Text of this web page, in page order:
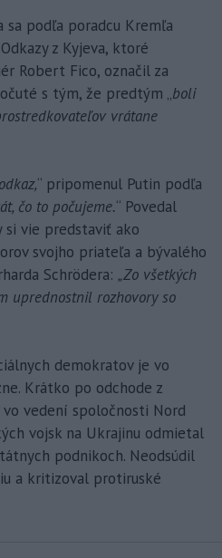
sa podľa poradcu Kremľa
z Kyjeva, ktoré
Robert Fico, označil za
s tým, že predtým „boli
vrátane
“ pripomenul Putin podľa
čo to počujeme.“ Povedal
si vie predstaviť ako
svojho priateľa a bývalého
Schrödera: „Zo všetkých
uprednostnil rozhovory so
demokratov je vo
Krátko po odchode z
vedení spoločnosti Nord
vojsk na Ukrajinu odmietal
podnikoch. Neodsúdil
a kritizoval protiruské